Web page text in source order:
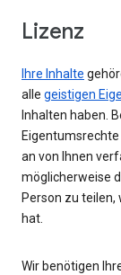
Lizenz
Ihre Inhalte
alle geistigen
Inhalten haben.
an von Ihnen
möglicherweise
Person zu
hat.
Wir benötigen